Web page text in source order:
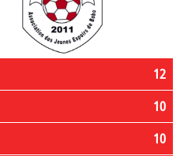
12
10
10